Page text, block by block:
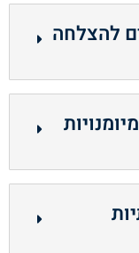
להצלחה